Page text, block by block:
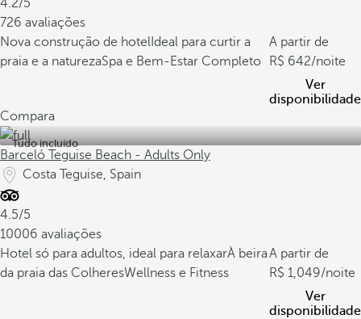
4.2/5
726 avaliações
Nova construção de hotel Ideal para curtir a
praia e a naturezaSpa e Bem-Estar Completo
A partir de
642/noite
Ver
disponibilidade
Compara
Tudo incluído
Barceló Teguise Beach - Adults Only
Costa Teguise, Spain
4.5/5
10006 avaliações
Hotel só para adultos, ideal para relaxarÀ beira
da praia das ColheresWellness e Fitness
A partir de
1,049/noite
Ver
disponibilidade